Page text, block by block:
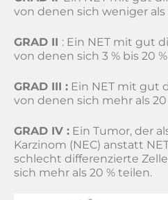
von denen sich weniger als
GRAD II : Ein NET mit gut
von denen sich 3 % bis 20
GRAD III : Ein NET mit gut
von denen sich mehr als 20
GRAD IV : Ein Tumor, der
Karzinom (NEC) anstatt
schlecht differenzierte
sich mehr als 20 % teilen.